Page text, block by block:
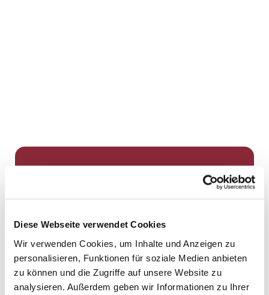
Diese Webseite verwendet Cookies
Wir verwenden Cookies, um Inhalte und Anzeigen zu
personalisieren, Funktionen für soziale Medien anbieten
zu können und die Zugriffe auf unsere Website zu
analysieren. Außerdem geben wir Informationen zu Ihrer
Dies könnte Sie auch
interessieren